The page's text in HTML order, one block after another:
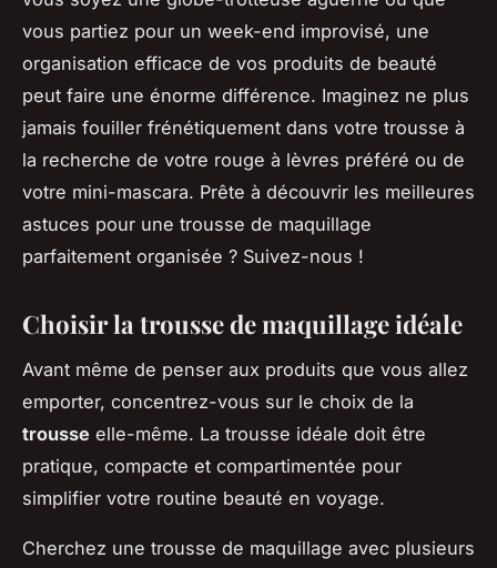
vous partiez pour un week-end improvisé, une
organisation efficace de vos produits de beauté
peut faire une énorme différence. Imaginez ne plus
jamais fouiller frénétiquement dans votre trousse à
la recherche de votre rouge à lèvres préféré ou de
votre mini-mascara. Prête à découvrir les meilleures
astuces pour une trousse de maquillage
parfaitement organisée ? Suivez-nous !
Choisir la trousse de maquillage idéale
Avant même de penser aux produits que vous allez
emporter, concentrez-vous sur le choix de la
trousse elle-même. La trousse idéale doit être
pratique, compacte et compartimentée pour
simplifier votre routine beauté en voyage.
Cherchez une trousse de maquillage avec plusieurs